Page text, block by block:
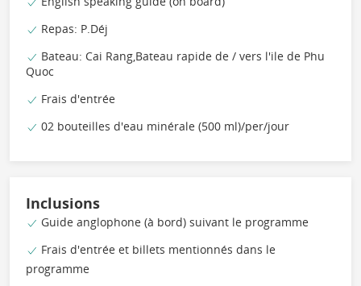
Repas: P.Déj
Bateau: Cai Rang,Bateau rapide de / vers l'ile de Phu
Quoc
Frais d'entrée
02 bouteilles d'eau minérale (500 ml)/per/jour
Inclusions
Guide anglophone (à bord) suivant le programme
Frais d'entrée et billets mentionnés dans le
programme